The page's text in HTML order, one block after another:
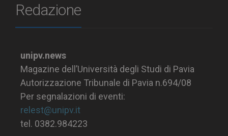
Redazione
unipv.news
Magazine dell’Università degli Studi di Pavia
Autorizzazione Tribunale di Pavia n.694/08
Per segnalazioni di eventi:
relest@unipv.it
tel. 0382.984223